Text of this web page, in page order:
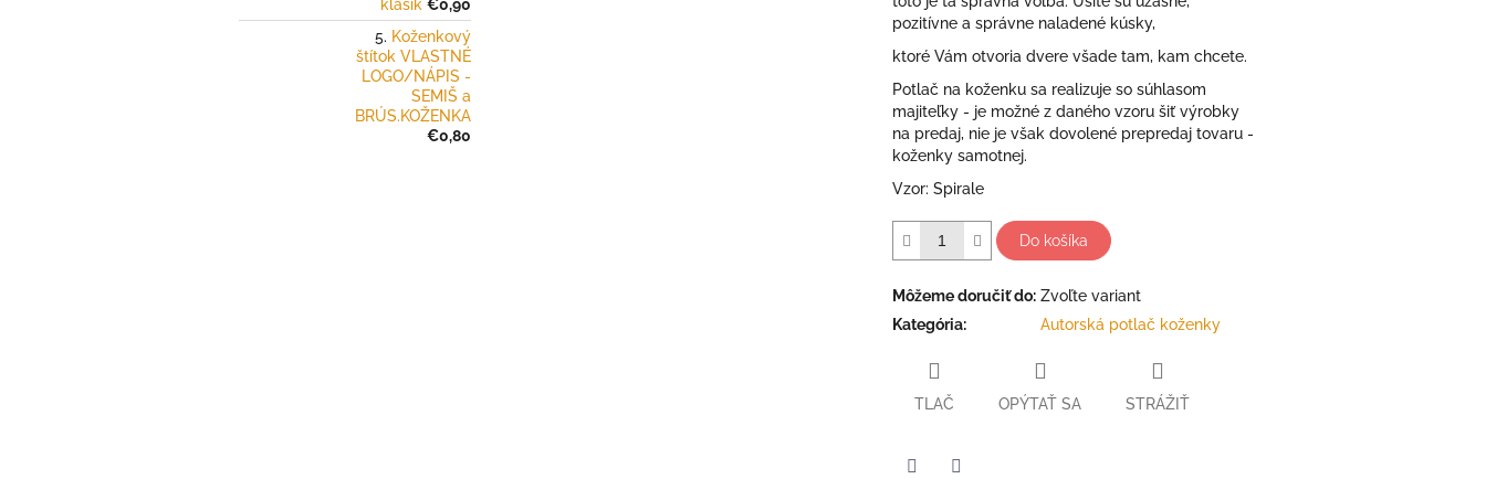
klasik €0,90
Koženkový
štítok VLASTNÉ
LOGO/NÁPIS -
SEMIŠ a
BRÚS.KOŽENKA
€0,80
pozitívne a správne naladené kúsky,
ktoré Vám otvoria dvere všade tam, kam chcete.
Potlač na koženku sa realizuje so súhlasom
majiteľky - je možné z daného vzoru šiť výrobky
na predaj, nie je však dovolené prepredaj tovaru -
koženky samotnej.
Vzor: Spirale
Do košíka
Môžeme doručiť do: Zvoľte variant
Kategória: Autorská potlač koženky
TLAČ OPÝTAŤ SA STRÁŽIŤ